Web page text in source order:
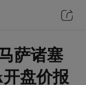
萨诸塞
盘价报